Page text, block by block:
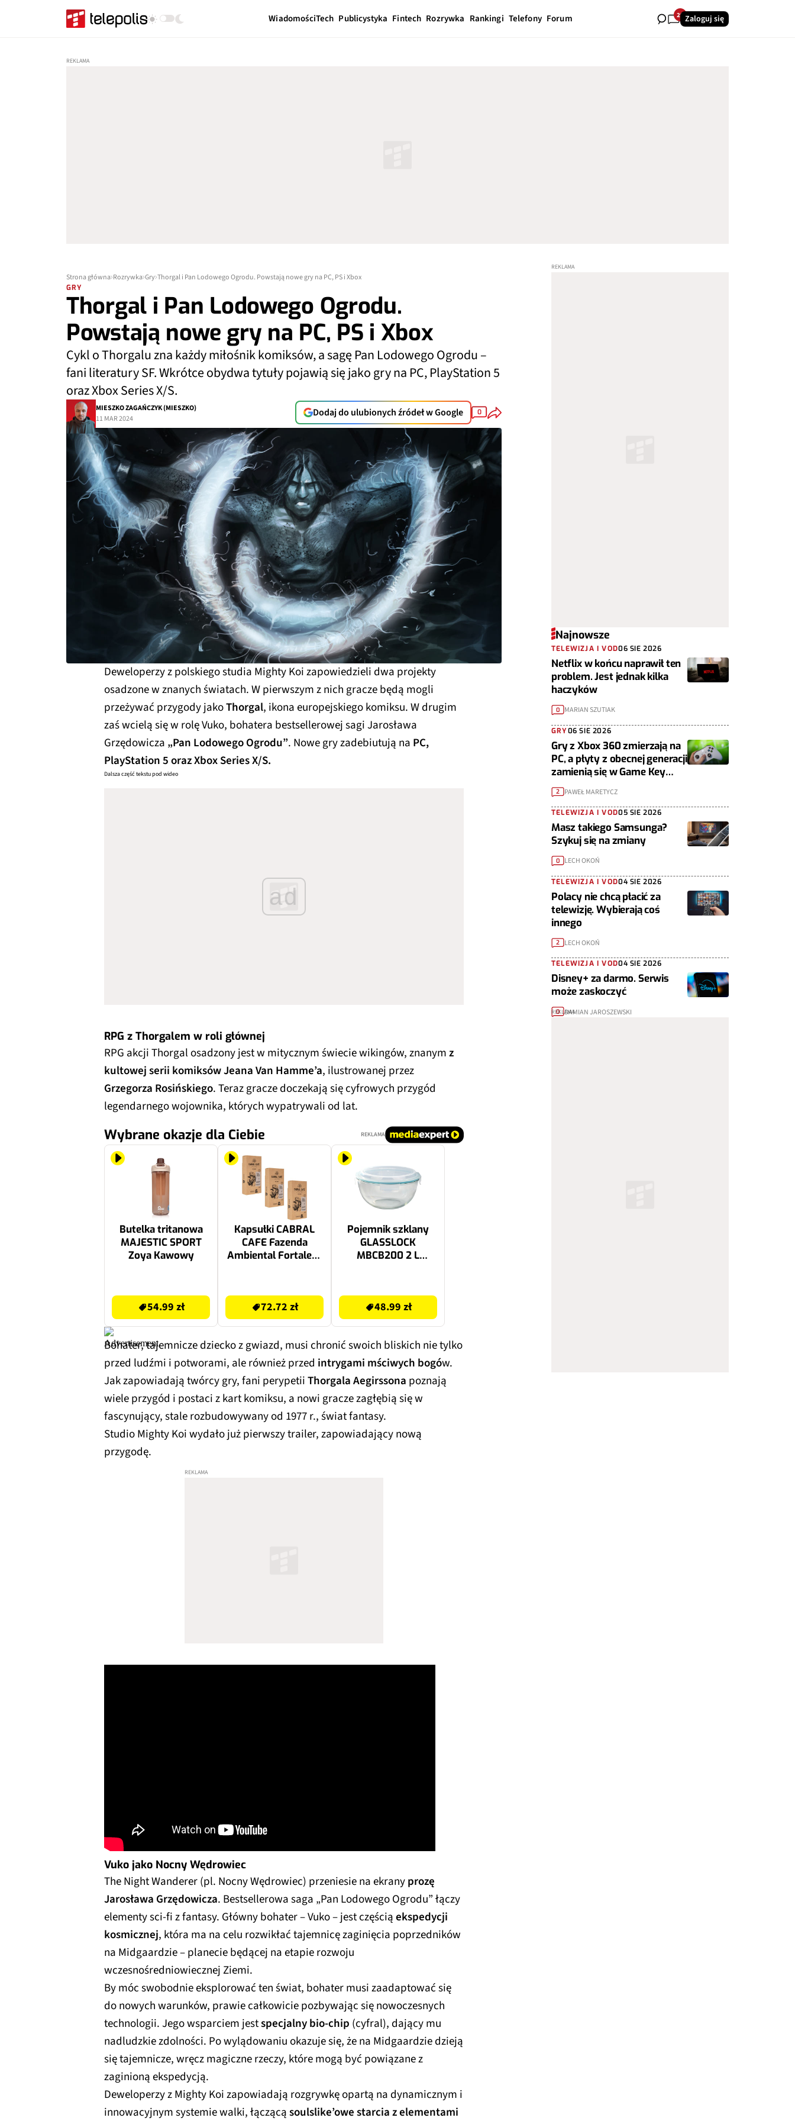
WiadomościTech Publicystyka Fintech Rozrywka Rankingi Telefony Forum 29Zaloguj się
Strona główna Rozrywka Gry Thorgal i Pan Lodowego Ogrodu. Powstają nowe gry na PC, PS i Xbox
GRY
Thorgal i Pan Lodowego Ogrodu.
Powstają nowe gry na PC, PS i Xbox
Cykl o Thorgalu zna każdy miłośnik komiksów, a sagę Pan Lodowego Ogrodu –
fani literatury SF. Wkrótce obydwa tytuły pojawią się jako gry na PC, PlayStation 5
oraz Xbox Series X/S.
MIESZKO ZAGAŃCZYK (MIESZKO)
11 MAR 2024
Dodaj do ulubionych źródeł w Google 0
Deweloperzy z polskiego studia Mighty Koi zapowiedzieli dwa projekty
osadzone w znanych światach. W pierwszym z nich gracze będą mogli
przeżywać przygody jakoThorgal, ikona europejskiego komiksu. W drugim
zaś wcielą się w rolę Vuko, bohatera bestsellerowej sagi Jarosława
Grzędowicza „Pan Lodowego Ogrodu”. Nowe gry zadebiutują na PC,
PlayStation 5 oraz Xbox Series X/S.
Dalsza część tekstu pod wideo
ad
RPG z Thorgalem w roli głównej
RPG akcji Thorgal osadzony jest w mitycznym świecie wikingów, znanymz
kultowej serii komiksów Jeana Van Hamme’a, ilustrowanej przez
Grzegorza Rosińskiego. Teraz gracze doczekają się cyfrowych przygód
legendarnego wojownika, których wypatrywali od lat.
Wybrane okazje dla Ciebie REKLAMA
Butelka tritanowa
MAJESTIC SPORT
Zoya Kawowy
54.99 zł
Kapsułki CABRAL
CAFE Fazenda
Ambiental Fortaleza
72.72 zł
Pojemnik szklany
GLASSLOCK
MBCB200 2 L
48.99 zł
Bohater, tajemnicze dziecko z gwiazd, musi chronić swoich bliskich nie tylko
przed ludźmi i potworami, ale również przed intrygami mściwych bogów.
Jak zapowiadają twórcy gry, fani perypetiiThorgala Aegirssona poznają
wiele przygód i postaci z kart komiksu, a nowi gracze zagłębią się w
fascynujący, stale rozbudowywany od 1977 r., świat fantasy.
Studio Mighty Koi wydało już pierwszy trailer, zapowiadający nową
przygodę.
Vuko jako Nocny Wędrowiec
The Night Wanderer (pl. Nocny Wędrowiec) przeniesie na ekranyprozę
Jarosława Grzędowicza. Bestsellerowa saga „Pan Lodowego Ogrodu” łączy
elementy sci-fi z fantasy. Główny bohater – Vuko – jest częściąekspedycji
kosmicznej, która ma na celu rozwikłać tajemnicę zaginięcia poprzedników
na Midgaardzie – planecie będącej na etapie rozwoju
wczesnośredniowiecznej Ziemi.
By móc swobodnie eksplorować ten świat, bohater musi zaadaptować się
do nowych warunków, prawie całkowicie pozbywając się nowoczesnych
technologii. Jego wsparciem jestspecjalny bio-chip (cyfral), dający mu
nadludzkie zdolności. Po wylądowaniu okazuje się, że na Midgaardzie dzieją
się tajemnicze, wręcz magiczne rzeczy, które mogą być powiązane z
zaginioną ekspedycją.
Deweloperzy z Mighty Koi zapowiadają rozgrywkę opartą na dynamicznym i
innowacyjnym systemie walki, łączącąsoulslike’owe starcia z elementami
Najnowsze
TELEWIZJA I VOD06 SIE 2026
Netflix w końcu naprawił ten
problem. Jest jednak kilka
haczyków
0 MARIAN SZUTIAK
GRY06 SIE 2026
Gry z Xbox 360 zmierzają na
PC, a płyty z obecnej generacji
zamienią się w Game Key
Cardy
2 PAWEŁ MARETYCZ
TELEWIZJA I VOD05 SIE 2026
Masz takiego Samsunga?
Szykuj się na zmiany
0 LECH OKOŃ
TELEWIZJA I VOD04 SIE 2026
Polacy nie chcą płacić za
telewizję. Wybierają coś
innego
2 LECH OKOŃ
TELEWIZJA I VOD04 SIE 2026
Disney+ za darmo. Serwis
może zaskoczyć
0 DAMIAN JAROSZEWSKI